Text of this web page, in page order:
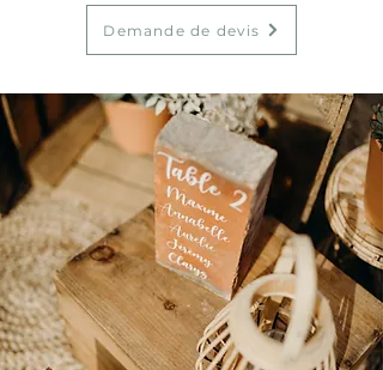
Demande de devis